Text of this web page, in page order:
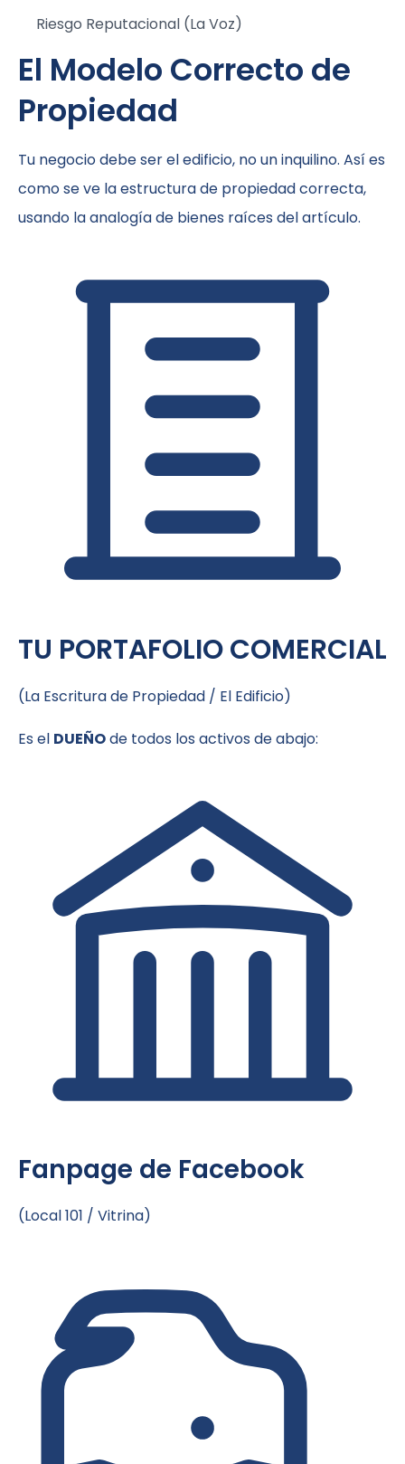
Riesgo Reputacional (La Voz)
El Modelo Correcto de
Propiedad
Tu negocio debe ser el edificio, no un inquilino. Así es
como se ve la estructura de propiedad correcta,
usando la analogía de bienes raíces del artículo.
TU PORTAFOLIO COMERCIAL
(La Escritura de Propiedad / El Edificio)
Es el DUEÑOde todos los activos de abajo:
Fanpage de Facebook
(Local 101 / Vitrina)